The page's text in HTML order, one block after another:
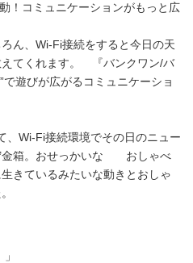
！コミュニケーションがもっと広
ん、Wi-Fi接続をすると今日の天
てくれます。 『バンクワン/バ
遊びが広がるコミュニケーショ
、Wi-Fi接続環境でその日のニュー
金箱。おせっかいな おしゃべ
きているみたいな動きとおしゃ